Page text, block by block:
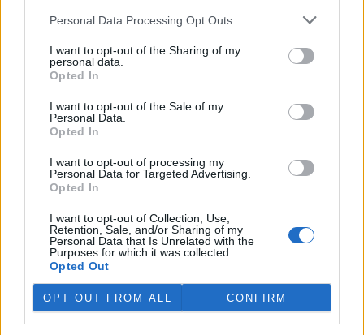
Personal Data Processing Opt Outs
I want to opt-out of the Sharing of my
personal data.
Opted In
I want to opt-out of the Sale of my
Personal Data.
Opted In
I want to opt-out of processing my
Personal Data for Targeted Advertising.
Opted In
I want to opt-out of Collection, Use,
Retention, Sale, and/or Sharing of my
Personal Data that Is Unrelated with the
Purposes for which it was collected.
Opted Out
OPT OUT FROM ALL CONFIRM
nebudou tolerovány.
Luboš Pavlovič: Veřejnost může do poloviny srpna
připomínkovat plavební kanál u Přelouče
3.8.2026
Diskuse: 16
července 2026 zahájení
zjišťovacího řízení pro záměr
do Pardubic. Veřejnost může své vyjádření k vlivům této stavby na
životní prostředí poslat ministerstvu do 13. srpna 2026.
Kilian Kaminski: Evropa slibuje právo na opravu.
Budou ale opravy skutečně levnější?
1.8.2026
Diskuse: 41